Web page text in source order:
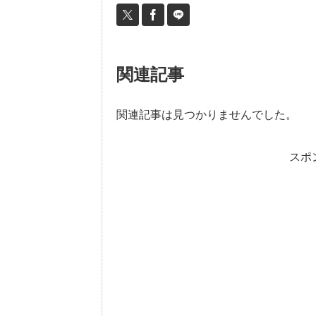
関連記事
関連記事は見つかりませんでした。
スポ